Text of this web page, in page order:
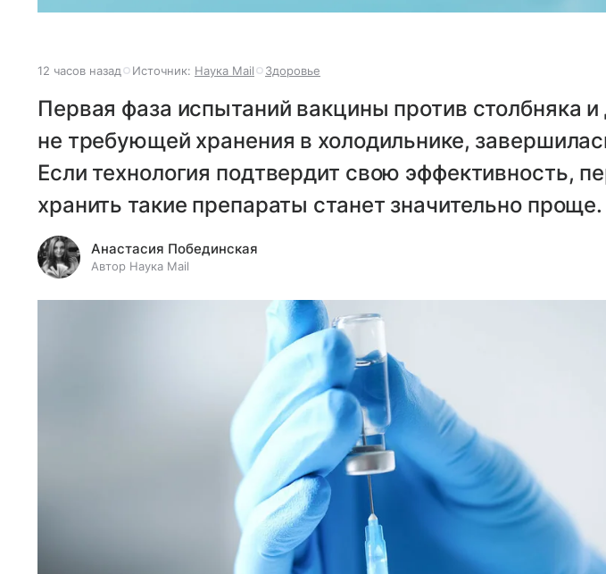
12 часов назад Источник: Наука Mail Здоровье
Первая фаза испытаний вакцины против столбняка и
не требующей хранения в холодильнике,
Если технология подтвердит свою эффективность,
хранить такие препараты станет значительно проще.
Анастасия Побединская
Автор Наука Mail